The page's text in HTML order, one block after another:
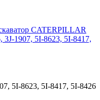
5I-8623, 5I-8417, 5I-8426